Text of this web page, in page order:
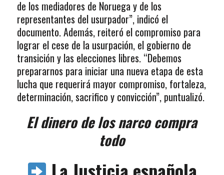
de los mediadores de Noruega y de los
representantes del usurpador”, indicó el
documento. Además, reiteró el compromiso para
lograr el cese de la usurpación, el gobierno de
transición y las elecciones libres. “Debemos
prepararnos para iniciar una nueva etapa de esta
lucha que requerirá mayor compromiso, fortaleza,
determinación, sacrifico y convicción”, puntualizó.
El dinero de los narco compra
todo